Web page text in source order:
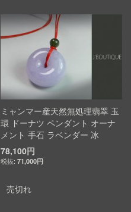
ミャンマー産天然無処理翡翠 玉
環 ドーナツ ペンダント オーナ
メント 手石 ラベンダー 冰
78,100円
71,000円
売切れ